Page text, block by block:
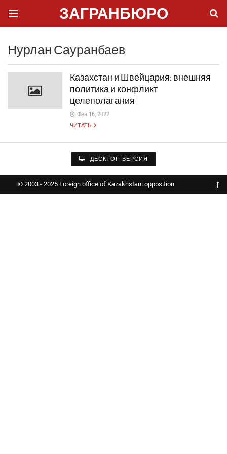
ЗАГРАНБЮРО
Нурлан Сауранбаев
Казахстан и Швейцария: внешняя
политика и конфликт
целеполагания
Фев 16, 2022
ЧИТАТЬ
ДЕСКТОП ВЕРСИЯ
© 2003 - 2025 Foreign office of Kazakhstani opposition